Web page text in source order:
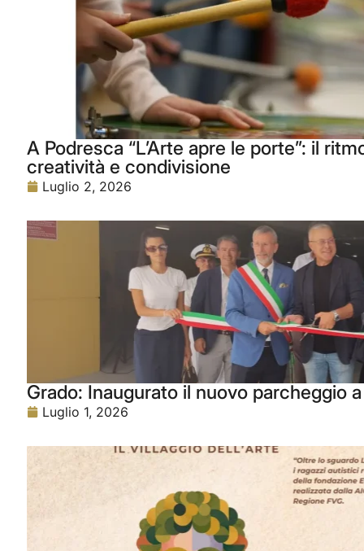
A Podresca “L’Arte apre le porte”: il
creatività e condivisione
Luglio 2, 2026
Grado: Inaugurato il nuovo parcheggio
Luglio 1, 2026